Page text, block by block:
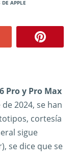
DE APPLE
Pro y Pro Max
2024, se han
cortesía
sigue
se dice que se